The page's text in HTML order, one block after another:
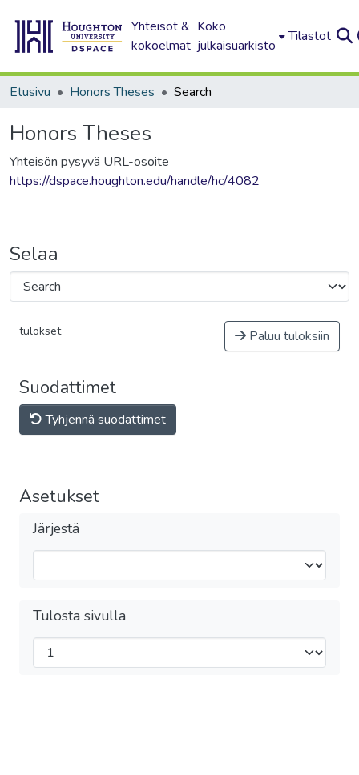
Yhteisöt &
kokoelmat
Koko
julkaisuarkisto
Tilastot
Etusivu Honors Theses Search
Honors Theses
Yhteisön pysyvä URL-osoite
https://dspace.houghton.edu/handle/hc/4082
Selaa
tulokset Paluu tuloksiin
Suodattimet
Tyhjennä suodattimet
Asetukset
Järjestä
Tulosta sivulla